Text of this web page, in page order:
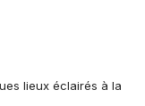
lieux éclairés à la